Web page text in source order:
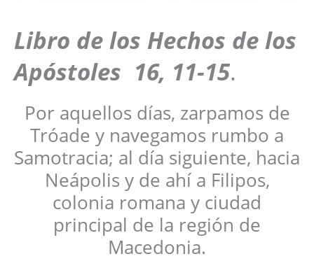
Libro de los Hechos de los
Apóstoles 16, 11-15.
Por aquellos días, zarpamos de
Tróade y navegamos rumbo a
Samotracia; al día siguiente, hacia
Neápolis y de ahí a Filipos,
colonia romana y ciudad
principal de la región de
Macedonia.